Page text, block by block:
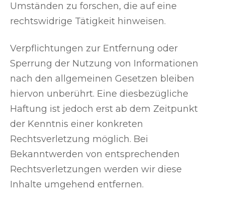
Umständen zu forschen, die auf eine
rechtswidrige Tätigkeit hinweisen.
Verpflichtungen zur Entfernung oder
Sperrung der Nutzung von Informationen
nach den allgemeinen Gesetzen bleiben
hiervon unberührt. Eine diesbezügliche
Haftung ist jedoch erst ab dem Zeitpunkt
der Kenntnis einer konkreten
Rechtsverletzung möglich. Bei
Bekanntwerden von entsprechenden
Rechtsverletzungen werden wir diese
Inhalte umgehend entfernen.